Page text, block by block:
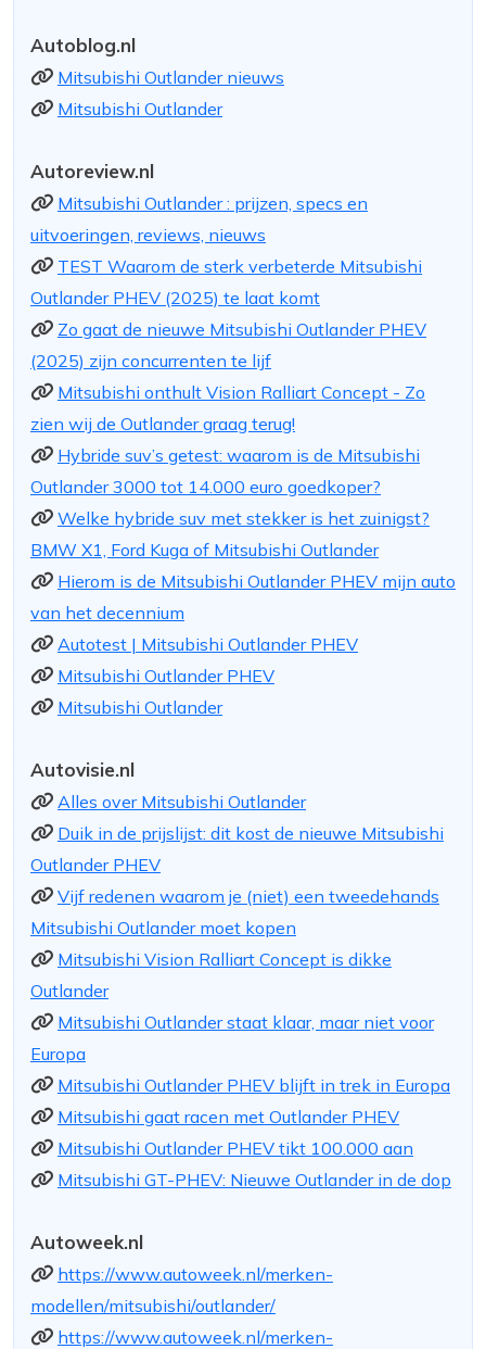
Autoblog.nl
Mitsubishi Outlander nieuws
Mitsubishi Outlander
Autoreview.nl
Mitsubishi Outlander : prijzen, specs en
uitvoeringen, reviews, nieuws
TEST Waarom de sterk verbeterde Mitsubishi
Outlander PHEV (2025) te laat komt
Zo gaat de nieuwe Mitsubishi Outlander PHEV
(2025) zijn concurrenten te lijf
Mitsubishi onthult Vision Ralliart Concept - Zo
zien wij de Outlander graag terug!
Hybride suv’s getest: waarom is de Mitsubishi
Outlander 3000 tot 14.000 euro goedkoper?
Welke hybride suv met stekker is het zuinigst?
BMW X1, Ford Kuga of Mitsubishi Outlander
Hierom is de Mitsubishi Outlander PHEV mijn auto
van het decennium
Autotest | Mitsubishi Outlander PHEV
Mitsubishi Outlander PHEV
Mitsubishi Outlander
Autovisie.nl
Alles over Mitsubishi Outlander
Duik in de prijslijst: dit kost de nieuwe Mitsubishi
Outlander PHEV
Vijf redenen waarom je (niet) een tweedehands
Mitsubishi Outlander moet kopen
Mitsubishi Vision Ralliart Concept is dikke
Outlander
Mitsubishi Outlander staat klaar, maar niet voor
Europa
Mitsubishi Outlander PHEV blijft in trek in Europa
Mitsubishi gaat racen met Outlander PHEV
Mitsubishi Outlander PHEV tikt 100.000 aan
Mitsubishi GT-PHEV: Nieuwe Outlander in de dop
Autoweek.nl
https://www.autoweek.nl/merken-
modellen/mitsubishi/outlander/
https://www.autoweek.nl/merken-